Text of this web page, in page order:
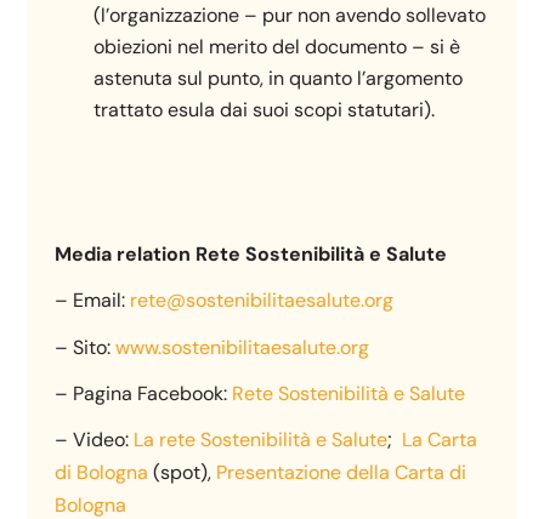
(l’organizzazione – pur non avendo sollevato
obiezioni nel merito del documento – si è
astenuta sul punto, in quanto l’argomento
trattato esula dai suoi scopi statutari).
Media relation Rete Sostenibilità e Salute
– Email: rete@sostenibilitaesalute.org
– Sito:www.sostenibilitaesalute.org
– Pagina Facebook: Rete Sostenibilità e Salute
– Video: La rete Sostenibilità e Salute; La Carta
di Bologna (spot), Presentazione della Carta di
Bologna